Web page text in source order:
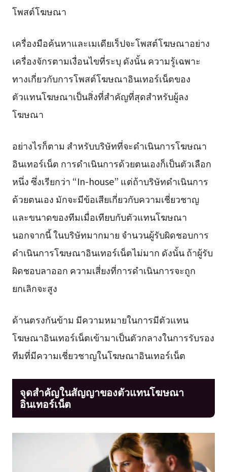
โพสต์โฆษณา
เครื่องมือค้นหาและเมเดียเร็ปจะโพสต์โฆษณาอย่าง
เครื่องจักรตามเงื่อนไขที่ระบุ ดังนั้น ความรู้เฉพาะ
ทางเกี่ยวกับการโพสต์โฆษณาอินเทอร์เน็ตของ
ตัวแทนโฆษณาเป็นสิ่งที่สำคัญที่สุดสำหรับผู้ลง
โฆษณา
อย่างไรก็ตาม สำหรับบริษัทที่จะดำเนินการโฆษณา
อินเทอร์เน็ต การดำเนินการด้วยตนเองก็เป็นตัวเลือก
หนึ่ง ซึ่งเรียกว่า “In-house” แต่ถ้าบริษัทดำเนินการ
ด้วยตนเอง มักจะมีข้อเสียเกี่ยวกับความเชี่ยวชาญ
และขนาดของทีมเมื่อเทียบกับตัวแทนโฆษณา
นอกจากนี้ ในบริษัทมากมาย จำนวนผู้รับผิดชอบการ
ดำเนินการโฆษณาอินเทอร์เน็ตไม่มาก ดังนั้น ถ้าผู้รับ
ผิดชอบลาออก ความเสี่ยงที่การดำเนินการจะถูก
ยกเลิกจะสูง
ด้านตรงกันข้าม มีความหมายในการมีตัวแทน
โฆษณาอินเทอร์เน็ตเข้ามาเป็นตัวกลางในการรับรอง
ทีมที่มีความเชี่ยวชาญในโฆษณาอินเทอร์เน็ต
จุดสำคัญในสัญญาของตัวแทนโฆษณา
อินเทอร์เน็ต